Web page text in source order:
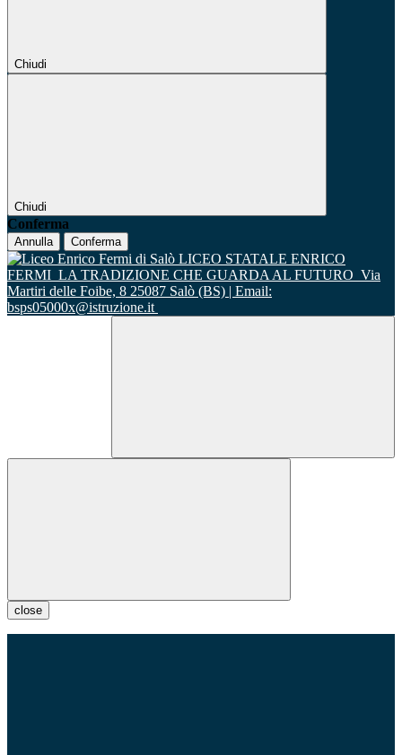
Chiudi
Chiudi
Conferma
Annulla Conferma
LICEO STATALE ENRICO
FERMI LA TRADIZIONE CHE GUARDA AL FUTURO Via
Martiri delle Foibe, 8 25087 Salò (BS) | Email:
bsps05000x@istruzione.it
close